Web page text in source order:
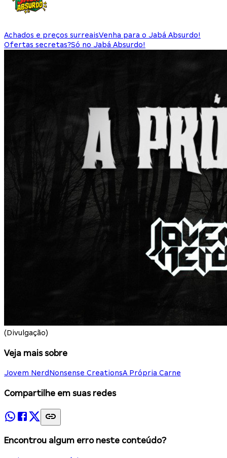
Achados e preços surreaisVenha para o Jabá Absurdo!
Ofertas secretas?Só no Jabá Absurdo!
(Divulgação)
Veja mais sobre
Jovem NerdNonsense CreationsA Própria Carne
Compartilhe em suas redes
Encontrou algum erro neste conteúdo?